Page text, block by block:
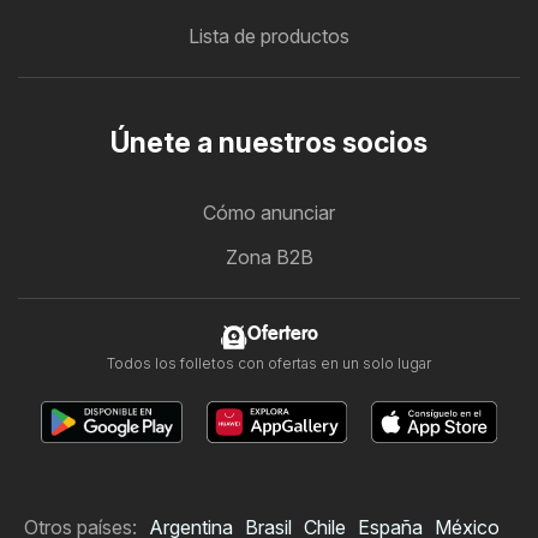
Lista de productos
Únete a nuestros socios
Cómo anunciar
Zona B2B
Ofertero
Todos los folletos con ofertas en un solo lugar
Otros países: Argentina Brasil Chile España México